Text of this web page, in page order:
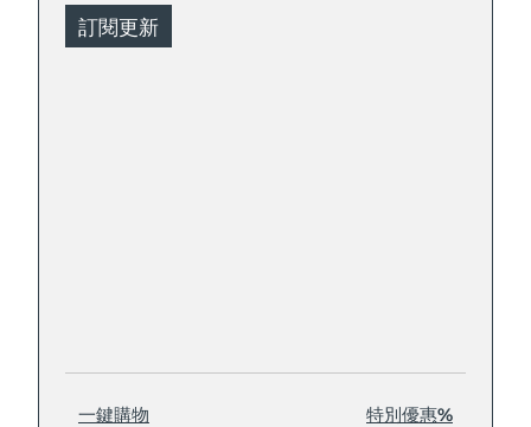
訂閱更新
一鍵購物 特別優惠%